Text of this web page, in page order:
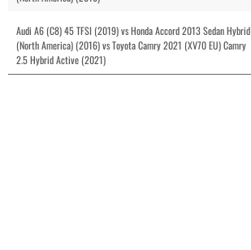
Audi A6 (C8) 45 TFSI (2019) vs Honda Accord 2013 Sedan Hybrid
(North America) (2016) vs Toyota Camry 2021 (XV70 EU) Camry
2.5 Hybrid Active (2021)